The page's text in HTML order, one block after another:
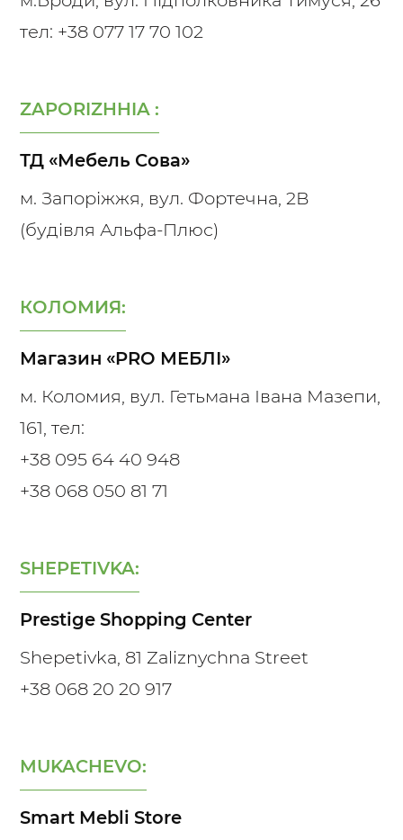
тел: +38 077 17 70 102
ZAPORIZHHIA :
ТД «Мебель Сова»
м. Запоріжжя, вул. Фортечна, 2В
(будівля Альфа-Плюс)
КОЛОМИЯ:
Магазин «PRO МЕБЛІ»
м. Коломия, вул. Гетьмана Івана Мазепи,
161, тел:
+38 095 64 40 948
+38 068 050 81 71
SHEPETIVKA:
Prestige Shopping Center
Shepetivka, 81 Zaliznychna Street
+38 068 20 20 917
MUKACHEVO:
Smart Mebli Store